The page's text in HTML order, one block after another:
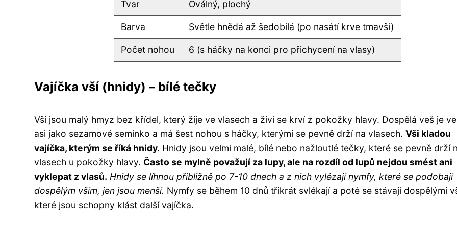
Tvar Oválný, plochý
Barva Světle hnědá až šedobílá (po nasátí krve tmavší)
Počet nohou 6 (s háčky na konci pro přichycení na vlasy)
Vajíčka vší (hnidy) – bílé tečky
Vši jsou malý hmyz bez křídel, který žije ve vlasech a živí se krví z pokožky hlavy. Dospělá veš je
asi jako sezamové semínko a má šest nohou s háčky, kterými se pevně drží na vlasech. Vši kladou
vajíčka, kterým se říká hnidy. Hnidy jsou velmi malé, bílé nebo nažloutlé tečky, které se pevně drží
vlasech u pokožky hlavy. Často se mylně považují za lupy, ale na rozdíl od lupů nejdou smést ani
vyklepat z vlasů. Hnidy se líhnou přibližně po 7-10 dnech a z nich vylézají nymfy, které se podobají
dospělým vším, jen jsou menší. Nymfy se během 10 dnů třikrát svlékají a poté se stávají dospělými
které jsou schopny klást další vajíčka.